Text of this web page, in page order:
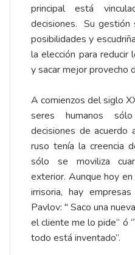
principal está
decisiones. Su gestión
posibilidades y
la elección para reducir
y sacar mejor provecho
A comienzos del siglo
seres humanos
decisiones de acuerdo
ruso tenía la creencia
sólo se moviliza
exterior. Aunque hoy
irrisoria, hay
Pavlov: " Saco una
el cliente me lo pide” ó
todo está inventado”.